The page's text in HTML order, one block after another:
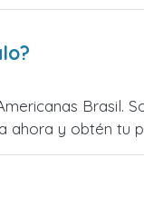
Brasil.
ahora y obtén tu